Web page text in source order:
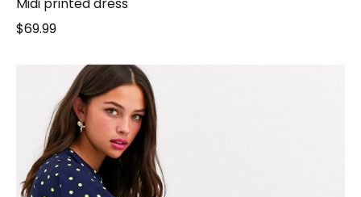
Midi printed dress
$69.99